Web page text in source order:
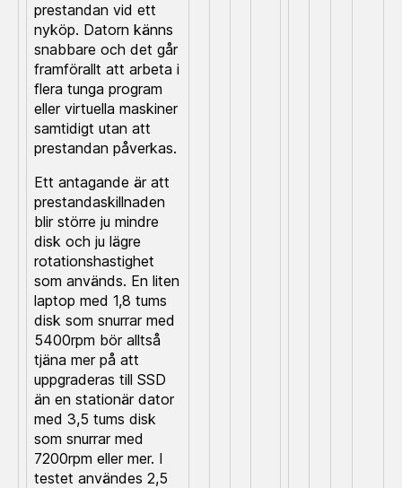
prestandan vid ett
nyköp. Datorn känns
snabbare och det går
framförallt att arbeta i
flera tunga program
eller virtuella maskiner
samtidigt utan att
prestandan påverkas.
Ett antagande är att
prestandaskillnaden
blir större ju mindre
disk och ju lägre
rotationshastighet
som används. En liten
laptop med 1,8 tums
disk som snurrar med
5400rpm bör alltså
tjäna mer på att
uppgraderas till SSD
än en stationär dator
med 3,5 tums disk
som snurrar med
7200rpm eller mer. I
testet användes 2,5